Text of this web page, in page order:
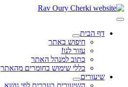
דף הבית
חיפוש באתר
עזור לנו!
כתוב למנהל האתר
כללי שימוש בחומרים מהאתר
שיעורים
השיעורים בעברית לפי נושא